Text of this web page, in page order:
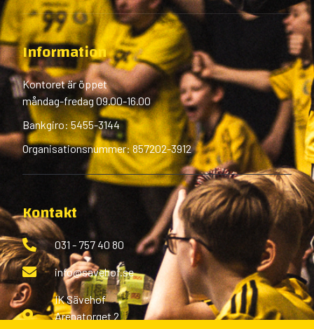
Information
Kontoret är öppet
måndag-fredag 09.00-16.00
Bankgiro: 5455-3144
Organisationsnummer: 857202-3912
Kontakt
031 - 757 40 80
info@savehof.se
IK Sävehof
Arenatorget 2